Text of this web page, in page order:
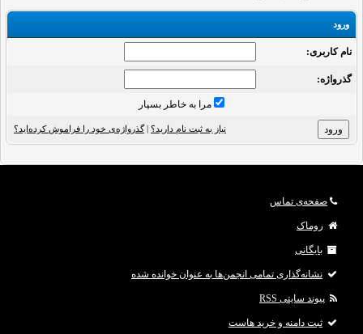
ورود
نام کاربری:
گذرواژه‌:
مرا به خاطر بسپار
نیاز به ثبت نام دارید؟ |گذرواژه‌ی خود را فراموش کرده‌اید؟
صفحه‌ی تماس
روماک
بایگانی
نشانه‌گذاری تمامی انجمن‌ها به عنوان خوانده شده
پیوند سایتی RSS
ثبت دامنه و خرید هاست